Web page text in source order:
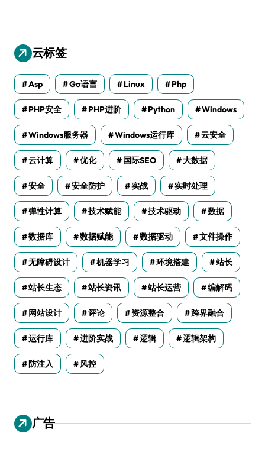
云标签
Asp Go语言 Linux Php
PHP安全 PHP进阶 Python Windows
Windows服务器 Windows运行库 云安全
云计算 优化 国际SEO 大数据
安全 安全防护 实战 实时处理
弹性计算 技术赋能 技术驱动 数据
数据库 数据赋能 数据驱动 文件操作
无障碍设计 机器学习 环境搭建 站长
站长生态 站长资讯 站长运营 编解码
网站设计 评论 资源整合 跨界融合
运行库 进阶实战 逻辑 逻辑架构
防注入 风控
广告